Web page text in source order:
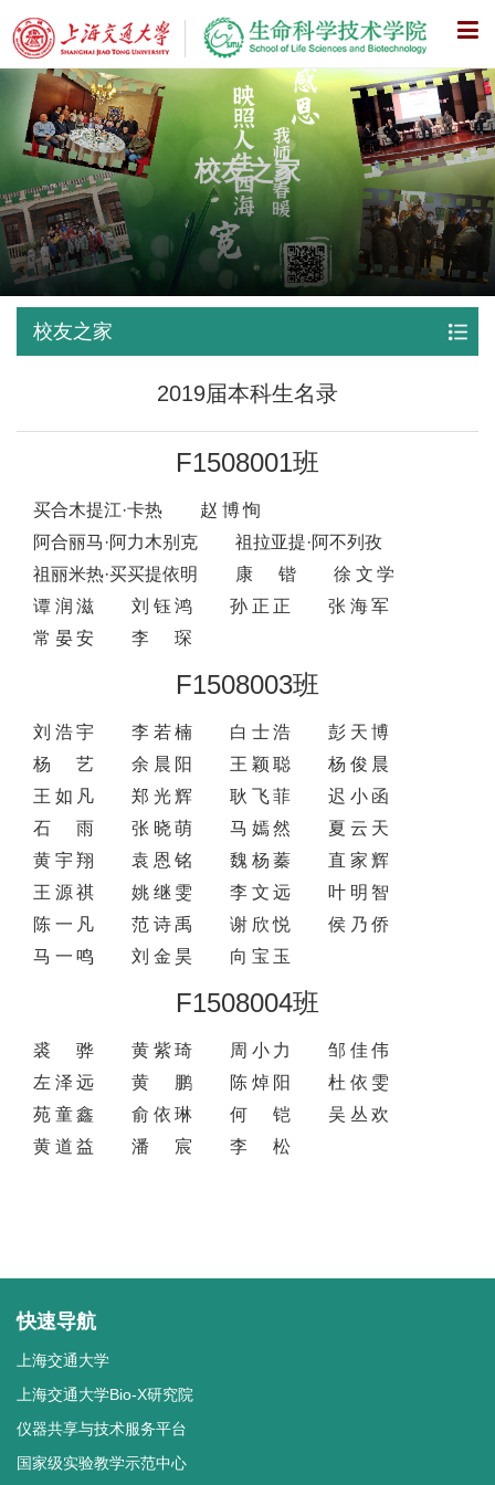
X
校友之家
校友之家
2019届本科生名录
F1508001班
买合木提江·卡热
赵博恂
阿合丽马·阿力木别克
祖拉亚提·阿不列孜
祖丽米热·买买提依明
康锴
徐文学
谭润滋
刘钰鸿 孙正正
张海军
常晏安
李琛
F1508003班
刘浩宇 李若楠 白士浩
彭天博
杨艺
余晨阳 王颖聪
杨俊晨
王如凡
郑光辉 耿飞菲
迟小函
石雨
张晓萌 马嫣然
夏云天
黄宇翔
袁恩铭 魏杨蓁
直家辉
王源祺
姚继雯 李文远
叶明智
陈一凡
范诗禹 谢欣悦
侯乃侨
马一鸣
刘金昊 向宝玉
F1508004班
裘骅 黄紫琦 周小力
邹佳伟
左泽远
黄鹏 陈焯阳
杜依雯
苑童鑫
俞依琳 何铠
吴丛欢
黄道益
潘宸 李松
快速导航
上海交通大学
上海交通大学Bio-X研究院
仪器共享与技术服务平台
国家级实验教学示范中心